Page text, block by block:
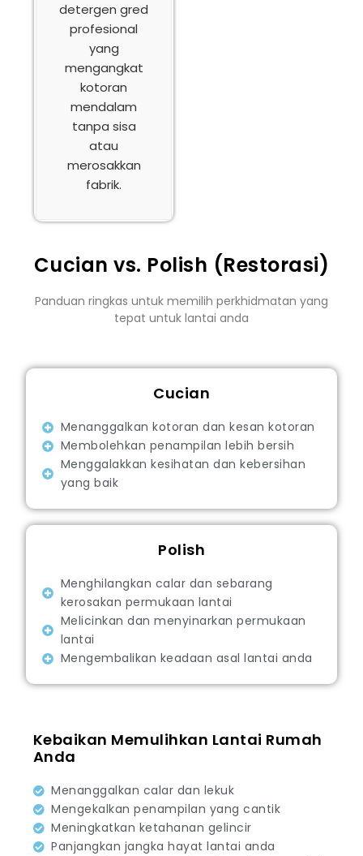
detergen gred
profesional
yang
mengangkat
kotoran
mendalam
tanpa sisa
atau
merosakkan
fabrik.
Cucian vs. Polish (Restorasi)
Panduan ringkas untuk memilih perkhidmatan yang
tepat untuk lantai anda
Cucian
Menanggalkan kotoran dan kesan kotoran
Membolehkan penampilan lebih bersih
Menggalakkan kesihatan dan kebersihan
yang baik
Polish
Menghilangkan calar dan sebarang
kerosakan permukaan lantai
Melicinkan dan menyinarkan permukaan
lantai
Mengembalikan keadaan asal lantai anda
Kebaikan Memulihkan Lantai Rumah
Anda
Menanggalkan calar dan lekuk
Mengekalkan penampilan yang cantik
Meningkatkan ketahanan gelincir
Panjangkan jangka hayat lantai anda